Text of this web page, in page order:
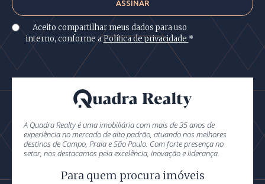
Aceito compartilhar meus dados para uso
interno, conforme aPolítica de privacidade *
A Quadra Realty é uma imobiliária com mais de 35 anos de
experiência no mercado de alto padrão, atuando nos melhores
destinos de Campo, Praia e São Paulo. Com forte presença no
setor, nos destacamos pela excelência, inovação e liderança.
Para quem procura imóveis